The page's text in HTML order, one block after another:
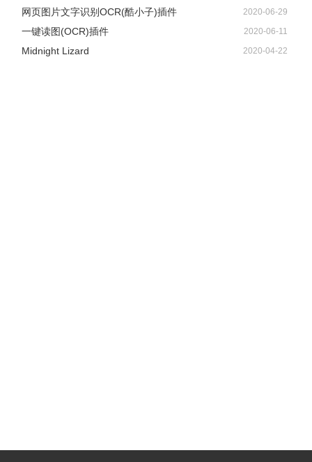
网页图片文字识别OCR(酷小子)插件 2020-06-29
一键读图(OCR)插件 2020-06-11
Midnight Lizard 2020-04-22